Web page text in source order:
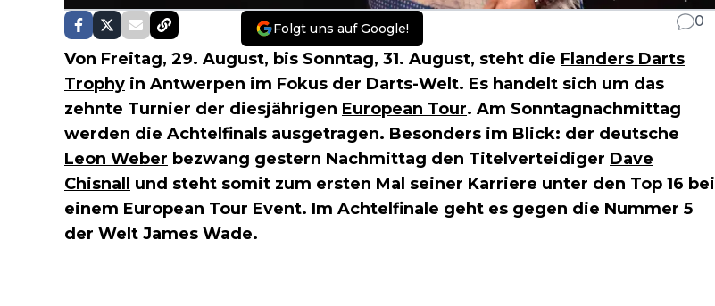
Folgt uns auf Google! 0
Von Freitag, 29. August, bis Sonntag, 31. August, steht die Flanders Darts
Trophy in Antwerpen im Fokus der Darts-Welt. Es handelt sich um das
zehnte Turnier der diesjährigen European Tour. Am Sonntagnachmittag
werden die Achtelfinals ausgetragen. Besonders im Blick: der deutsche
Leon Weber bezwang gestern Nachmittag den Titelverteidiger Dave
Chisnall und steht somit zum ersten Mal seiner Karriere unter den Top 16 bei
einem European Tour Event. Im Achtelfinale geht es gegen die Nummer 5
der Welt James Wade.